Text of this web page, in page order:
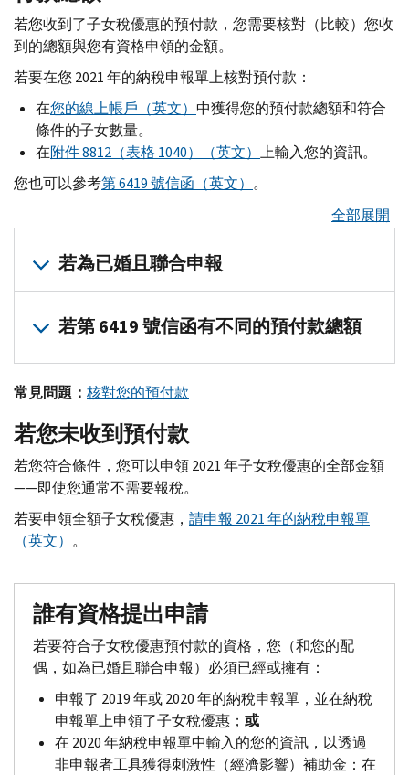
若您收到了子女稅優惠的預付款，您需要核對（比較）您收
到的總額與您有資格申領的金額。
若要在您 2021 年的納稅申報單上核對預付款：
在您的線上帳戶（英文） 中獲得您的預付款總額和符合
條件的子女數量。
在附件 8812（表格 1040）（英文） 上輸入您的資訊。
您也可以參考第 6419 號信函（英文） 。
全部展開
若為已婚且聯合申報
若要在 2021 年的納稅申報單上核對您的預付款，請將您的
若第 6419 號信函有不同的預付款總額
若您的第 6419 號信函和您的線上帳戶之間的預付款總額不同
您的線上帳戶有最新的預付款資訊。請勿依靠稅務謄本來確
請保留第 6419 號信函，作為您的稅務記錄。
常見問題： 核對您的預付款
若您未收到預付款
若您符合條件，您可以申領 2021 年子女稅優惠的全部金額
——即使您通常不需要報稅。
若要申領全額子女稅優惠， 請申報 2021 年的納稅申報單
（英文） 。
誰有資格提出申請
若要符合子女稅優惠預付款的資格，您（和您的配
偶，如為已婚且聯合申報）必須已經或擁有：
申報了 2019 年或 2020 年的納稅申報單，並在納稅
申報單上申領了子女稅優惠； 或
在 2020 年納稅申報單中輸入的您的資訊，以透過
非申報者工具獲得刺激性（經濟影響）補助金：在